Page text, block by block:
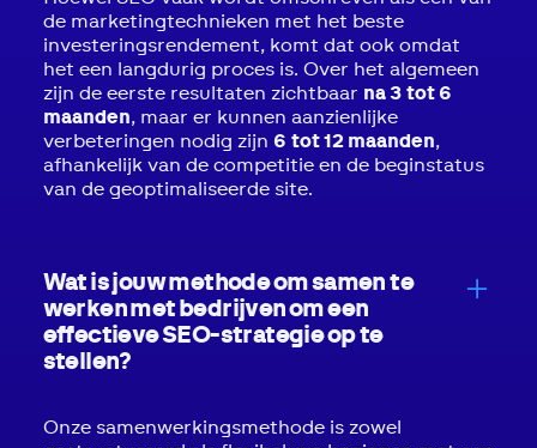
de marketingtechnieken met het beste
investeringsrendement, komt dat ook omdat
het een langdurig proces is. Over het algemeen
zijn de eerste resultaten zichtbaar na 3 tot 6
maanden, maar er kunnen aanzienlijke
verbeteringen nodig zijn 6 tot 12 maanden,
afhankelijk van de competitie en de beginstatus
van de geoptimaliseerde site.
Wat is jouw methode om samen te
werken met bedrijven om een
effectieve SEO-strategie op te
stellen?
Onze samenwerkingsmethode is zowel